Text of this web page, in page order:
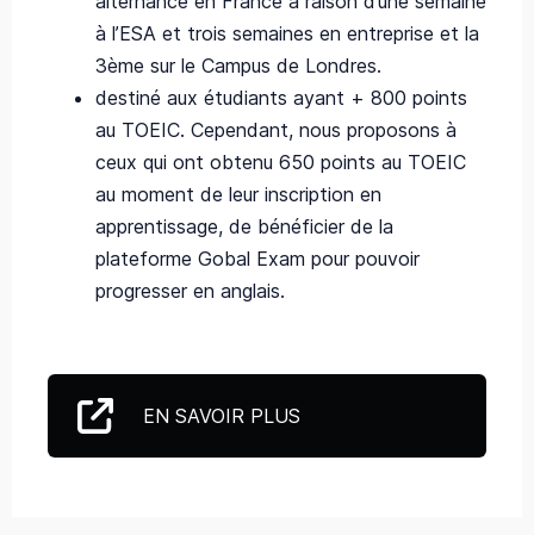
à l’ESA et trois semaines en entreprise et la
3ème sur le Campus de Londres.
destiné aux étudiants ayant + 800 points
au TOEIC. Cependant, nous proposons à
ceux qui ont obtenu 650 points au TOEIC
au moment de leur inscription en
apprentissage, de bénéficier de la
plateforme Gobal Exam pour pouvoir
progresser en anglais.
EN SAVOIR PLUS